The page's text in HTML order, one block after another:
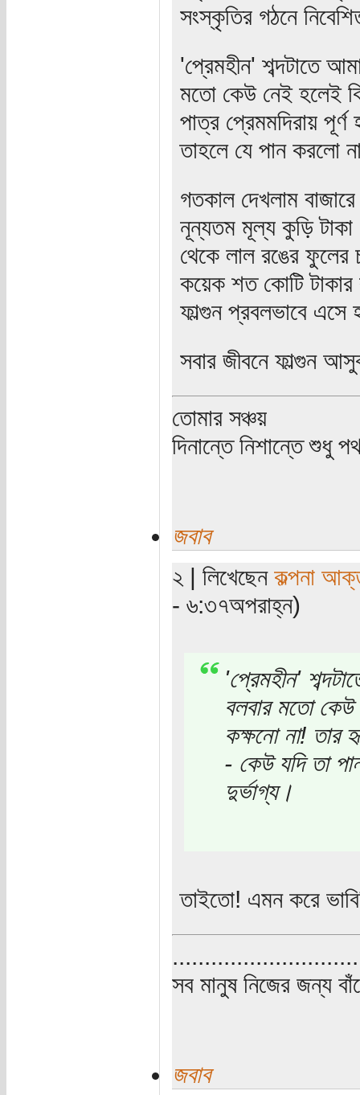
সংস্কৃতির গঠনে
'প্রেমহীন' শব্দটাতে
মতো কেউ নেই হলেই
পাত্র প্রেমমদিরায়
তাহলে যে পান করলো
গতকাল দেখলাম
নূন্যতম মূল্য কুড়ি টাকা
থেকে লাল রঙের ফুলের
কয়েক শত কোটি টাকার
ফাল্গুন প্রবলভাবে এসে
সবার জীবনে ফাল্গুন
তোমার সঞ্চয়
দিনান্তে নিশান্তে শুধু
জবাব
২ | লিখেছেন কল্পনা
- ৬:৩৭অপরাহ্ন)
'প্রেমহীন'
বলবার মতো
কক্ষনো না! তার
- কেউ যদি তা
দুর্ভাগ্য।
তাইতো! এমন করে
সব মানুষ নিজের জন্য
জবাব